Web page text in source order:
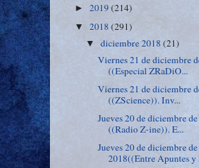
► 2019(214)
▼ 2018 (291)
▼diciembre 2018(21)
Viernes 21 de diciembre
((Especial ZRaDiO...
Viernes 21 de diciembre
((ZScience)). Inv...
Jueves 20 de diciembre
((Radio Z-ine)). E...
Jueves 20 de diciembre de
2018((Entre Apuntes y